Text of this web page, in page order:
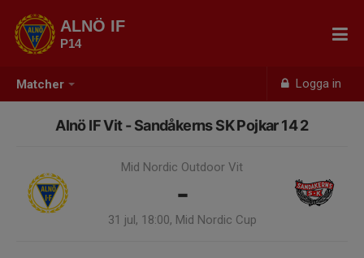
Matcher Logga in
ALNÖ IF
P14
Alnö IF Vit - Sandåkerns SK Pojkar 14 2
Mid Nordic Outdoor Vit
-
31 jul, 18:00, Mid Nordic Cup